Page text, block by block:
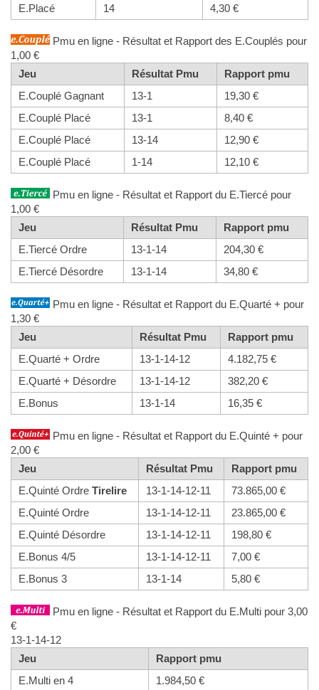
E.Placé
14 4,30 €
Pmu en ligne - Résultat et Rapport des E.Couplés pour
1,00 €
Jeu
Résultat Pmu
Rapport pmu
E.Couplé Gagnant
13-1
19,30 €
E.Couplé Placé
13-1
8,40 €
E.Couplé Placé
13-14
12,90 €
E.Couplé Placé
1-14 12,10 €
Pmu en ligne - Résultat et Rapport du E.Tiercé pour
1,00 €
Jeu
Résultat Pmu
Rapport pmu
E.Tiercé Ordre
13-1-14
204,30 €
E.Tiercé Désordre
13-1-14 34,80 €
Pmu en ligne - Résultat et Rapport du E.Quarté + pour
1,30 €
Jeu
Résultat Pmu
Rapport pmu
E.Quarté + Ordre
13-1-14-12
4.182,75 €
E.Quarté + Désordre
13-1-14-12
382,20 €
E.Bonus
13-1-14 16,35 €
Pmu en ligne - Résultat et Rapport du E.Quinté + pour
2,00 €
Jeu
Résultat Pmu
Rapport pmu
E.Quinté OrdreTirelire 13-1-14-12-11
73.865,00 €
E.Quinté Ordre
13-1-14-12-11
23.865,00 €
E.Quinté Désordre
13-1-14-12-11
198,80 €
E.Bonus 4/5
13-1-14-12-11
7,00 €
E.Bonus 3
13-1-14 5,80 €
Pmu en ligne - Résultat et Rapport du E.Multi pour 3,00
€
13-1-14-12
Jeu
Rapport pmu
E.Multi en 4
1.984,50 €